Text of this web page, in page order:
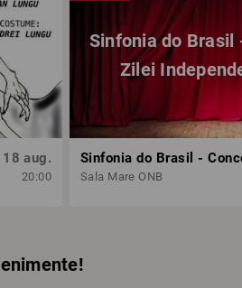
18 aug.
20:00
Sinfonia do Brasil
Zilei
Sala Mare ONB